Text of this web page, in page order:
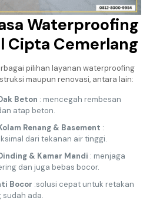
Waterproofing
Cipta Cemerlang
pilihan layanan waterproofing
maupun renovasi, antara lain:
Beton : mencegah rembesan
atap beton.
Renang & Basement :
dari tekanan air tinggi.
& Kamar Mandi : menjaga
dan juga bebas bocor.
Bocor :solusi cepat untuk retakan
sudah ada.